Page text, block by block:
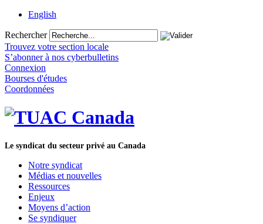
English
Rechercher
Trouvez votre section locale
S’abonner à nos cyberbulletins
Connexion
Bourses d'études
Coordonnées
Le syndicat du secteur privé au Canada
Notre syndicat
Médias et nouvelles
Ressources
Enjeux
Moyens d’action
Se syndiquer